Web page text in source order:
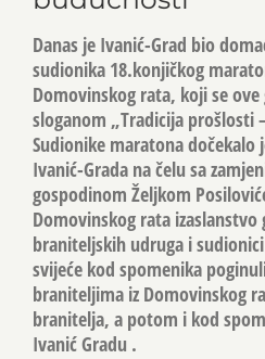
Danas je Ivanić-Grad bio
sudionika 18.konjičkog
Domovinskog rata, koji se
sloganom „Tradicija prošlosti
Sudionike maratona dočekalo
Ivanić-Grada na čelu sa
gospodinom Željkom
Domovinskog rata
braniteljskih udruga i
svijeće kod spomenika
braniteljima iz Domovinskog
branitelja, a potom i kod
Ivanić Gradu .